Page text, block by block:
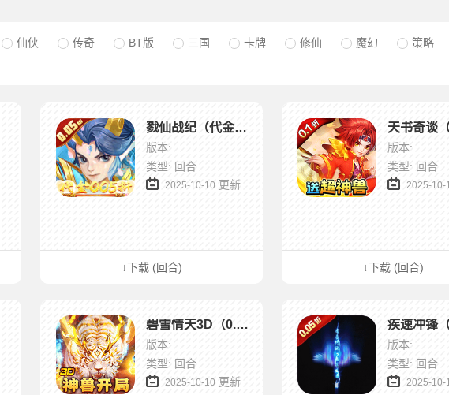
仙侠 传奇 BT版 三国 卡牌 修仙 魔幻 策略
戮仙战纪（代金0.05折）
版本:
类型: 回合
2025-10-10 更新
↓下载 (回合)
版本:
类型: 回合
2025-10-
↓下载 (回合)
碧雪情天3D（0.1折爆爽无限合宠）
版本:
类型: 回合
2025-10-10 更新
版本:
类型: 回合
2025-10-